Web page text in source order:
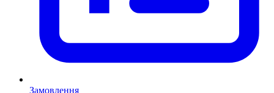
Замовлення